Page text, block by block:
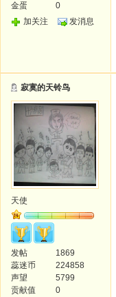
金蛋
0
加关注
发消息
寂寞的天铃鸟
天使
发帖
1869
蕊迷币
224858
声望
5799
贡献值
0